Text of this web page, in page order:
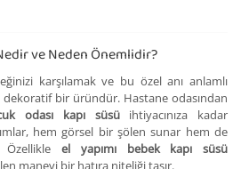
ve Neden Önemlidir?
karşılamak ve bu özel anı anlamlı
dekoratif bir üründür. Hastane odasından
odası kapı süsüihtiyacınıza kadar
hem görsel bir şölen sunar hem de
Özellikleel yapımı bebek kapı süsü
manevi bir hatıra niteliği taşır.